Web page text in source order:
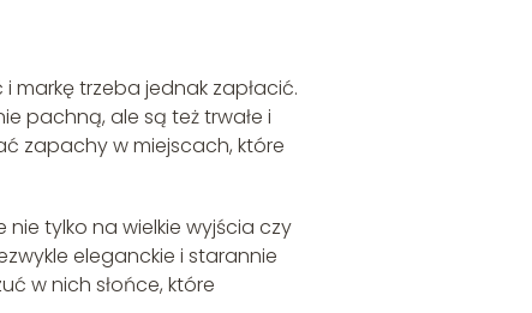
markę trzeba jednak zapłacić.
pachną, ale są też trwałe i
zapachy w miejscach, które
tylko na wielkie wyjścia czy
eleganckie i starannie
w nich słońce, które